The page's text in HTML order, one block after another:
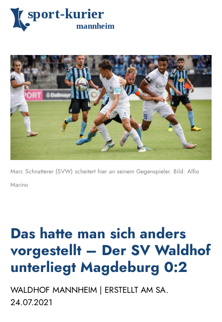
sport-kurier
mannheim
Marc Schnatterer (SVW) scheitert hier an seinem Gegenspieler. Bild: Alfio
Marino
Das hatte man sich anders
vorgestellt – Der SV Waldhof
unterliegt Magdeburg 0:2
WALDHOF MANNHEIM | ERSTELLT AM SA.
24.07.2021